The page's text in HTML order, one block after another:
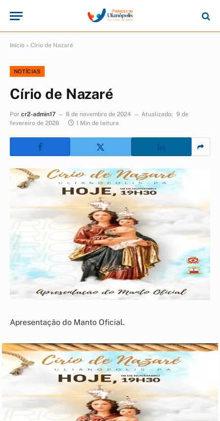
Início » Círio de Nazaré
NOTÍCIAS
Círio de Nazaré
Por cr2-admin17 8 de novembro de 2024 Atualizado: 9 de
fevereiro de 2026
1 Min de leitura
Apresentação do Manto Oficial.